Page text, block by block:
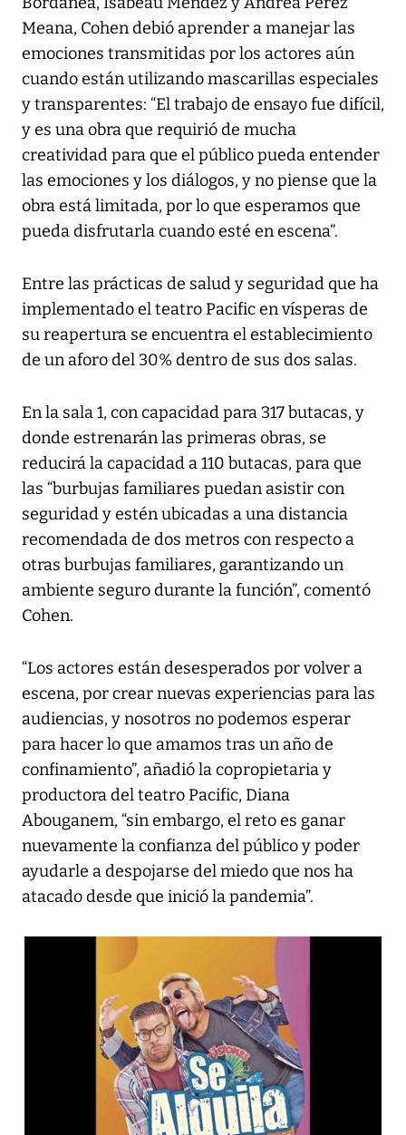
Meana, Cohen debió aprender a manejar las
emociones transmitidas por los actores aún
cuando están utilizando mascarillas especiales
y transparentes: “El trabajo de ensayo fue difícil,
y es una obra que requirió de mucha
creatividad para que el público pueda entender
las emociones y los diálogos, y no piense que la
obra está limitada, por lo que esperamos que
pueda disfrutarla cuando esté en escena”.
Entre las prácticas de salud y seguridad que ha
implementado el teatro Pacific en vísperas de
su reapertura se encuentra el establecimiento
de un aforo del 30% dentro de sus dos salas.
En la sala 1, con capacidad para 317 butacas, y
donde estrenarán las primeras obras, se
reducirá la capacidad a 110 butacas, para que
las “burbujas familiares puedan asistir con
seguridad y estén ubicadas a una distancia
recomendada de dos metros con respecto a
otras burbujas familiares, garantizando un
ambiente seguro durante la función”, comentó
Cohen.
“Los actores están desesperados por volver a
escena, por crear nuevas experiencias para las
audiencias, y nosotros no podemos esperar
para hacer lo que amamos tras un año de
confinamiento”, añadió la copropietaria y
productora del teatro Pacific, Diana
Abouganem, “sin embargo, el reto es ganar
nuevamente la confianza del público y poder
ayudarle a despojarse del miedo que nos ha
atacado desde que inició la pandemia”.